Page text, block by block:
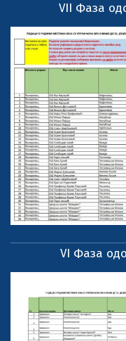
VII Фаза
VI Фаза